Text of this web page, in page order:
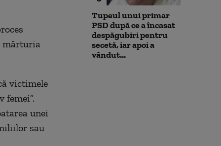
mărturia
victimele
femei”.
unei
sau
Tupeul unui primar
PSD după ce a încasat
despăgubiri pentru
secetă, iar apoi a
vândut...